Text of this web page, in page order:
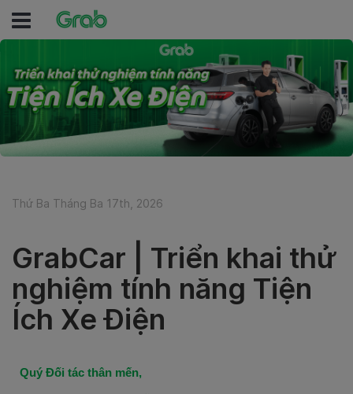
Thứ Ba Tháng Ba 17th, 2026
GrabCar | Triển khai thử
nghiệm tính năng Tiện
Ích Xe Điện
Quý Đối tác thân mến,